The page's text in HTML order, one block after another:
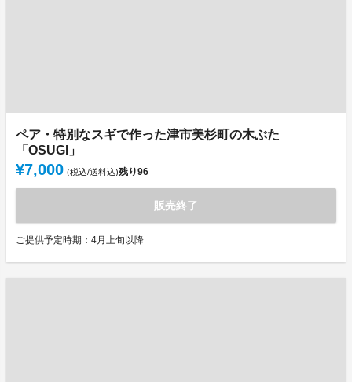
ペア・特別なスギで作った津市美杉町の木ぶた
「OSUGI」
¥7,000 (税込/送料込)残り96
販売終了
ご提供予定時期：4月上旬以降